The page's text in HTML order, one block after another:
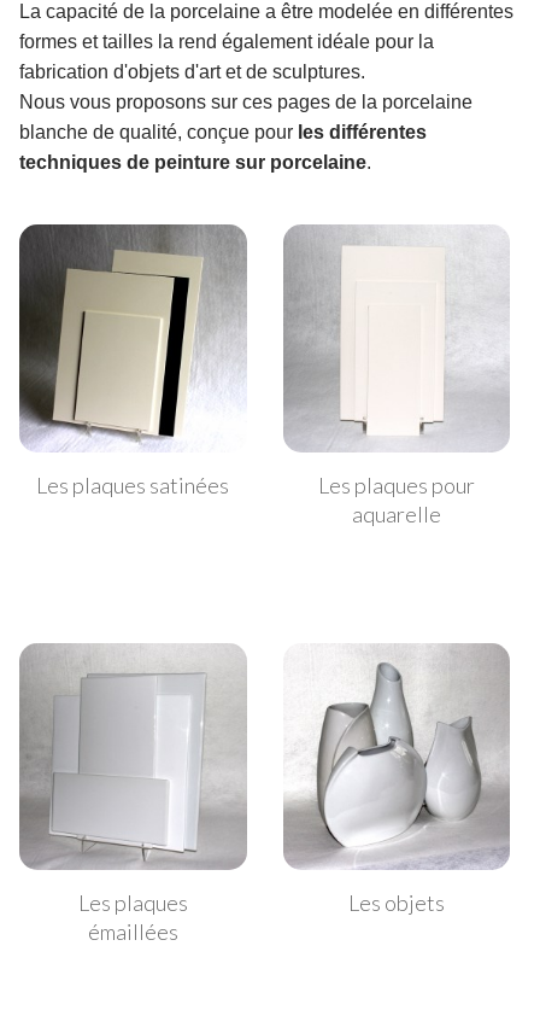
La capacité de la porcelaine a être modelée en différentes
formes et tailles la rend également idéale pour la
fabrication d'objets d'art et de sculptures.
Nous vous proposons sur ces pages de la porcelaine
blanche de qualité, conçue pour les différentes
techniques de peinture sur porcelaine.
Les plaques satinées
Les plaques pour
aquarelle
Les plaques
émaillées
Les objets